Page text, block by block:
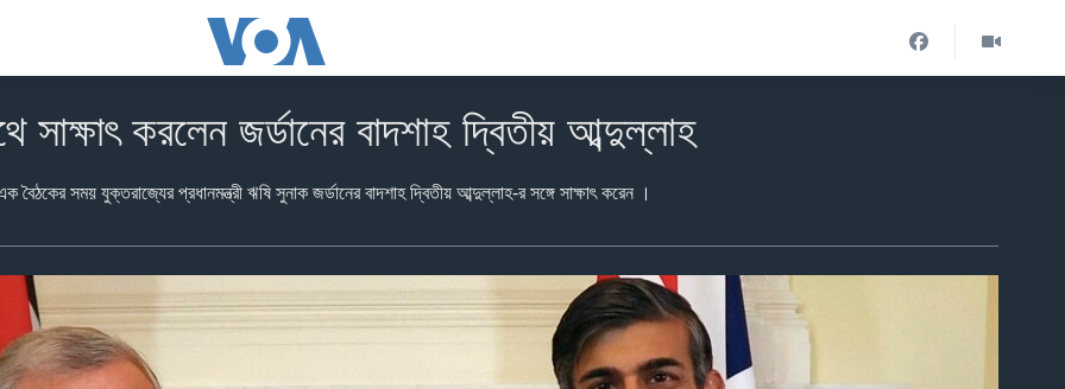
সাক্ষাৎ করলেন জর্ডানের বাদশাহ দ্বিতীয় আব্দুল্লাহ
বৈঠকের সময় যুক্তরাজ্যের প্রধানমন্ত্রী ঋষি সুনাক জর্ডানের বাদশাহ দ্বিতীয় আব্দুল্লাহ-র সঙ্গে সাক্ষাৎ করেন ।